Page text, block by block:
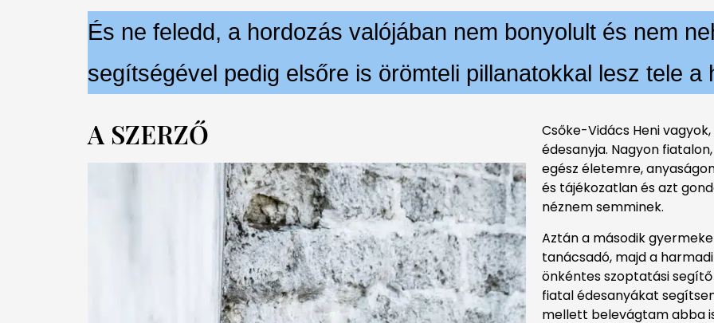
És ne feledd, a hordozás valójában nem bonyolult és nem
segítségével pedig elsőre is örömteli pillanatokkal lesz tele a
A SZERZŐ
Csőke-Vidács Heni
édesanyja. Nagyon
egész életemre,
és tájékozatlan és azt
néznem semminek.
Aztán a második
tanácsadó, majd a
önkéntes szoptatási
fiatal édesanyákat
mellett belevágtam abba